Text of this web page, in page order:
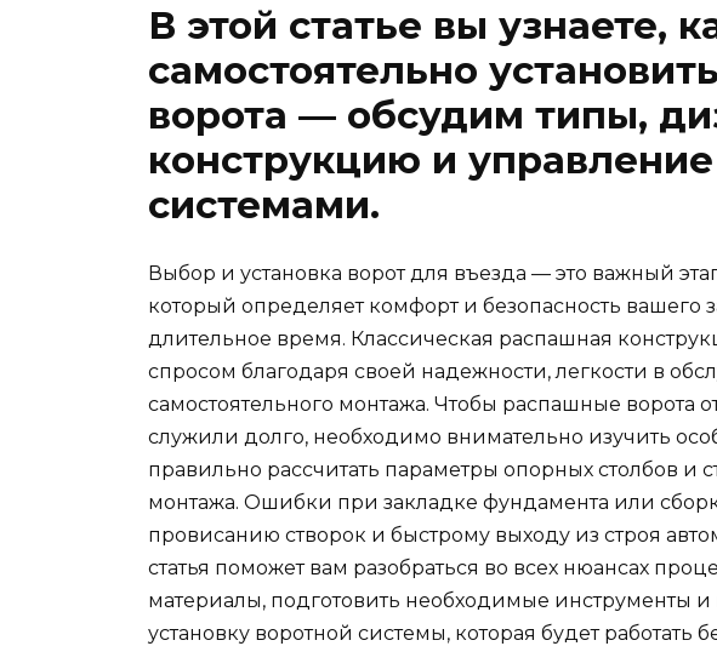
В этой статье вы узнаете,
самостоятельно
ворота — обсудим типы,
конструкцию и
системами.
Выбор и установка ворот для въезда — это важный
который определяет комфорт и безопасность вашего
длительное время. Классическая распашная
спросом благодаря своей надежности, легкости в
самостоятельного монтажа. Чтобы распашные ворота
служили долго, необходимо внимательно изучить
правильно рассчитать параметры опорных столбов и
монтажа. Ошибки при закладке фундамента или
провисанию створок и быстрому выходу из строя
статья поможет вам разобраться во всех нюансах
материалы, подготовить необходимые инструменты и
установку воротной системы, которая будет работать